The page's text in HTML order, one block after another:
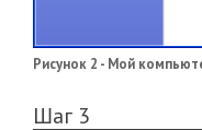
Рисунок 2 - Мой
Шаг 3